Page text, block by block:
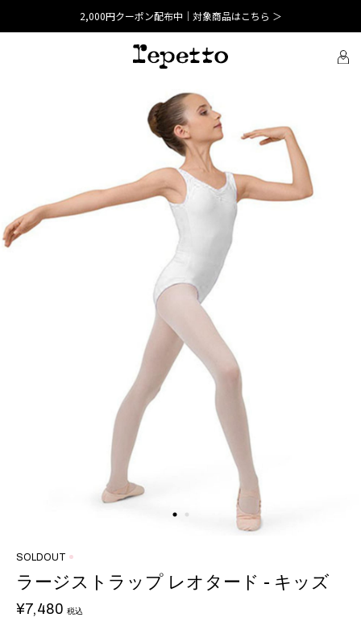
2,000円クーポン配布中｜対象商品はこちら ＞
SOLDOUT
ラージストラップ レオタード - キッズ
¥7,480 税込